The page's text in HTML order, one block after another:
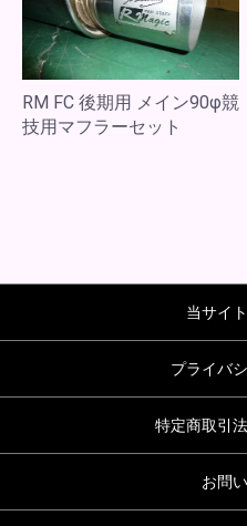
RM FC 後期用 メイン90φ競
技用マフラーセット
当サイ
プライバ
特定商取引
お問